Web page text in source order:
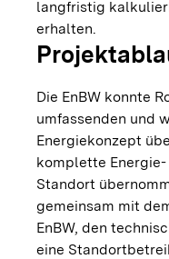
langfristig
erhalten.
Die EnBW konnte
umfassenden und
Energiekonzept
komplette
Standort
gemeinsam mit
EnBW, den
eine